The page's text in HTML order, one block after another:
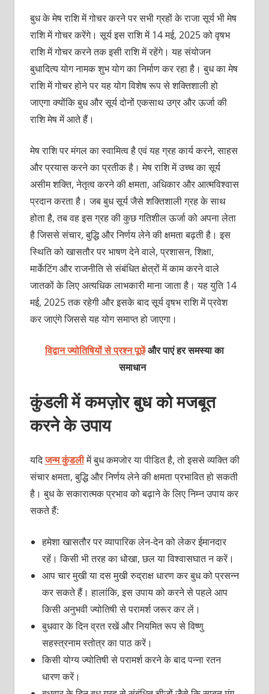
बुध के मेष राशि में गोचर करने पर सभी ग्रहों के राजा सूर्य भी मेष
राशि में गोचर करेंगे। सूर्य इस राशि में 14 मई, 2025 को वृषभ
राशि में गोचर करने तक इसी राशि में रहेंगे। यह संयोजन
बुधादित्‍य योग नामक शुभ योग का निर्माण कर रहा है। बुध का मेष
राशि में गोचर होने पर यह योग विशेष रूप से शक्‍तिशाली हो
जाएगा क्‍योंकि बुध और सूर्य दोनों एकसाथ उग्र और ऊर्जा की
राशि मेष में आते हैं।
मेष राशि पर मंगल का स्‍वामित्‍व है एवं यह ग्रह कार्य करने, साहस
और प्रयास करने का प्रतीक है। मेष राशि में उच्‍च का सूर्य
असीम शक्‍ति, नेतृत्‍व करने की क्षमता, अधिकार और आत्‍मविश्‍वास
प्रदान करता है। जब बुध सूर्य जैसे शक्‍तिशाली ग्रह के साथ
होता है, तब वह इस ग्रह की कुछ गतिशील ऊर्जा को अपना लेता
है जिससे संचार, बुद्धि और निर्णय लेने की क्षमता बढ़ती है। इस
स्थिति को खासतौर पर भाषण देने वाले, प्रशासन, शिक्षा,
मार्केटिंग और राजनीति से संबंधित क्षेत्रों में काम करने वाले
जातकों के लिए अत्‍यधिक लाभकारी माना जाता है। यह युति 14
मई, 2025 तक रहेगी और इसके बाद सूर्य वृषभ राशि में प्रवेश
कर जाएंगे जिससे यह योग समाप्‍त हो जाएगा।
विद्वान ज्योतिषियों से प्रश्न पूछेंऔर पाएं हर समस्या का
समाधान
कुंडली में कमज़ोर बुध को मजबूत
करने के उपाय
यदिजन्‍म कुंडलीमें बुध कमजोर या पीडित है, तो इससे व्‍यक्‍ति की
संचार क्षमता, बुद्धि और निर्णय लेने की क्षमता प्रभावित हो सकती
है। बुध के सकारात्‍मक प्रभाव को बढ़ाने के लिए निम्‍न उपाय कर
सकते हैं:
हमेशा खासतौर पर व्‍यापारिक लेन-देन को लेकर ईमानदार
रहें। किसी भी तरह का धोखा, छल या विश्‍वासघात न करें।
आप चार मुखी या दस मुखी रुद्राक्ष धारण कर बुध को प्रसन्‍न
कर सकते हैं। हालांकि, इस उपाय को करने से पहले आप
किसी अनुभवी ज्‍योतिषी से परामर्श जरूर कर लें।
बुधवार के दिन व्रत रखें और नियमित रूप से विष्‍णु
सहस्‍त्रनाम स्‍तोत्र का पाठ करें।
किसी योग्‍य ज्‍योतिषी से परामर्श करने के बाद पन्‍ना रतन
धारण करें।